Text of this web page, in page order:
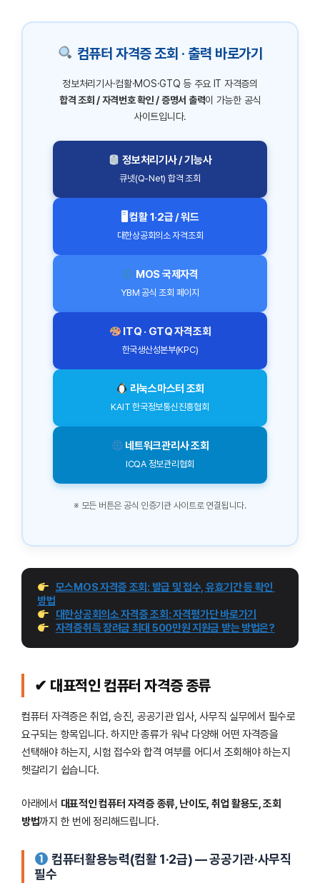
컴퓨터 자격증 조회 · 출력 바로가기
정보처리기사·컴활·MOS·GTQ 등 주요 IT 자격증의
합격 조회 / 자격번호 확인 / 증명서 출력이 가능한 공식
사이트입니다.
정보처리기사 / 기능사
큐넷(Q-Net) 합격 조회
🖥 컴활 1·2급 / 워드
대한상공회의소 자격조회
MOS 국제자격
YBM 공식 조회 페이지
ITQ · GTQ 자격조회
한국생산성본부(KPC)
리눅스마스터 조회
KAIT 한국정보통신진흥협회
네트워크관리사 조회
ICQA 정보관리협회
※ 모든 버튼은 공식 인증기관 사이트로 연결됩니다.
모스MOS 자격증 조회: 발급 및 접수, 유효기간 등 확인
방법
대한상공회의소 자격증 조회: 자격평가단 바로가기
자격증취득 장려금 최대 500만원 지원금 받는 방법은?
✔ 대표적인 컴퓨터 자격증 종류
컴퓨터 자격증은 취업, 승진, 공공기관 입사, 사무직 실무에서 필수로
요구되는 항목입니다. 하지만 종류가 워낙 다양해 어떤 자격증을
선택해야 하는지, 시험 접수와 합격 여부를 어디서 조회해야 하는지
헷갈리기 쉽습니다.
아래에서 대표적인 컴퓨터 자격증 종류, 난이도, 취업 활용도, 조회
방법까지 한 번에 정리해드립니다.
컴퓨터활용능력(컴활 1·2급) — 공공기관·사무직
필수